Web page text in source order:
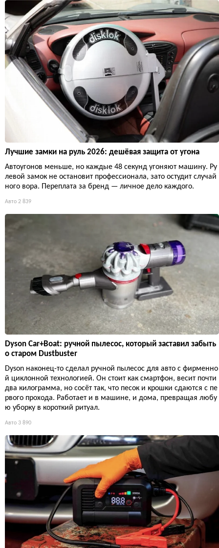
Лучшие замки на руль 2026: дешёвая защита от угона
Автоугонов меньше, но каждые 48 секунд угоняют машину. Ру
левой замок не остановит профессионала, зато остудит случай
ного вора. Переплата за бренд — личное дело каждого.
Авто 2 839
Dyson Car+Boat: ручной пылесос, который заставил забыть
о старом Dustbuster
Dyson наконец-то сделал ручной пылесос для авто с фирменно
й циклонной технологией. Он стоит как смартфон, весит почти
два килограмма, но сосёт так, что песок и крошки сдаются с пе
рвого прохода. Работает и в машине, и дома, превращая любу
ю уборку в короткий ритуал.
Авто 3 890